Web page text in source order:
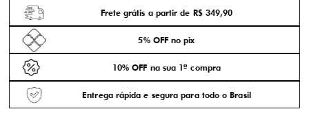
Frete grátis a partir de R$ 349,90
5% OFF no pix
10% OFF na sua 1ª compra
Entrega rápida e segura para todo o Brasil